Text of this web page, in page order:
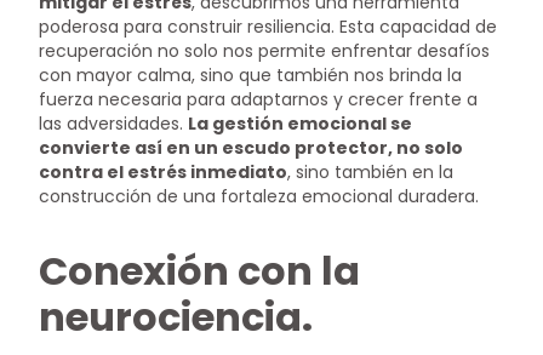
poderosa para construir resiliencia. Esta capacidad de
recuperación no solo nos permite enfrentar desafíos
con mayor calma, sino que también nos brinda la
fuerza necesaria para adaptarnos y crecer frente a
las adversidades. La gestión emocional se
convierte así en un escudo protector, no solo
contra el estrés inmediato, sino también en la
construcción de una fortaleza emocional duradera.
Conexión con la
neurociencia.